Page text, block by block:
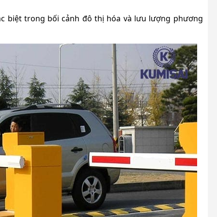
biệt trong bối cảnh đô thị hóa và lưu lượng phương